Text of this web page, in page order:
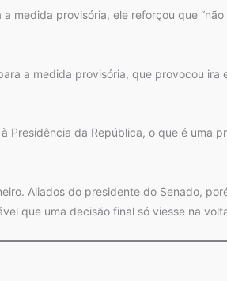
provisória, ele reforçou que “não
a medida provisória, que provocou ira
da República, o que é uma
Aliados do presidente do Senado,
que uma decisão final só viesse na